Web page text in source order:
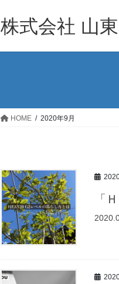
株式会社 山
HOME 2020年9月
「